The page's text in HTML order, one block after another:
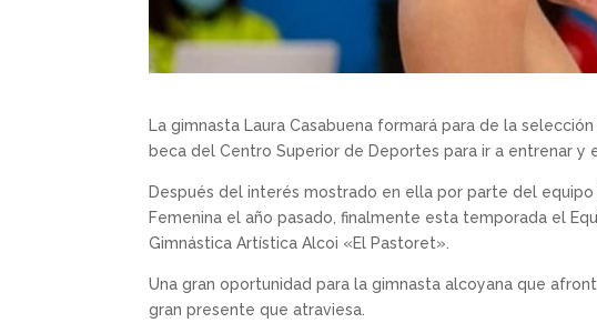
La gimnasta Laura Casabuena formará para de la
beca del Centro Superior de Deportes para ir a entrenar
Después del interés mostrado en ella por parte del
Femenina el año pasado, finalmente esta temporada el
Gimnástica Artística Alcoi «El Pastoret».
Una gran oportunidad para la gimnasta alcoyana que
gran presente que atraviesa.